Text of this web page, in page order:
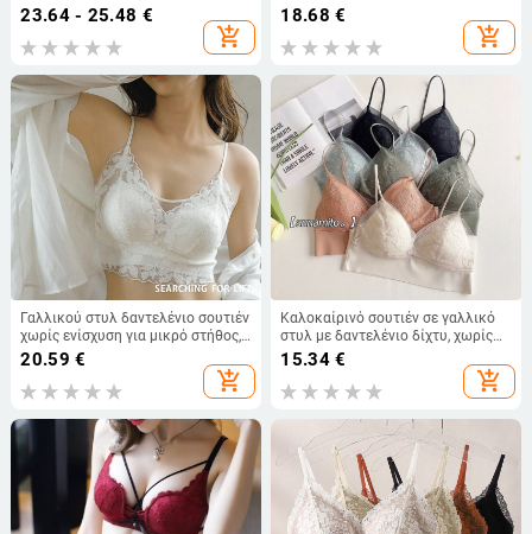
23.64 - 25.48 €
add_shopping_cart
τύπου τριγωνικές чашки, για
18.68 €
add_shopping_cart
Γαλλικού στυλ δαντελένιο σουτιέν
χωρίς ενίσχυση για μικρό στήθος,
με κύπελλα 3/4, λεπτό
μορφοποιημένο κάλυμμα, όμορφη
δαντέλα στην πλάτη, τοπ-φορεμα
ιμάντες, μπορεί να φορεθεί και
εξωτερικά
20.59 €
add_shopping_cart
Καλοκαίρινό σουτιέν σε γαλλικό
στυλ με δαντελένιο δίχτυ, χωρίς
ραφές, λεπτό, ασύρματο, με
15.34€
add_shopping_cart